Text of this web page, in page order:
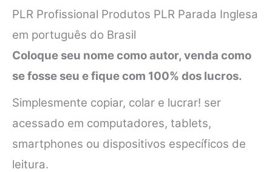
PLR Profissional Produtos PLR Parada Inglesa
em português do Brasil
Coloque seu nome como autor, venda como
se fosse seu e fique com 100% dos lucros.
Simplesmente copiar, colar e lucrar! ser
acessado em computadores, tablets,
smartphones ou dispositivos específicos de
leitura.